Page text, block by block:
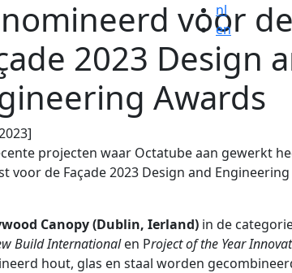
nl
en
voor de
2023 Design
Awards
projecten waar Octatube aan gewerkt
voor de Façade 2023 Design and
Canopy (Dublin, Ierland) in de
Build Internationalen Project of the Year
hout, glas en staal worden